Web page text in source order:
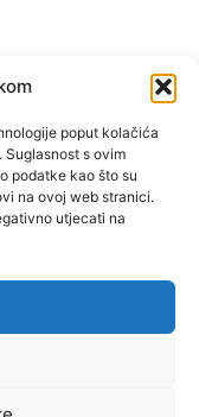
poput kolačića
s ovim
podatke kao što su
na ovoj web stranici.
utjecati na